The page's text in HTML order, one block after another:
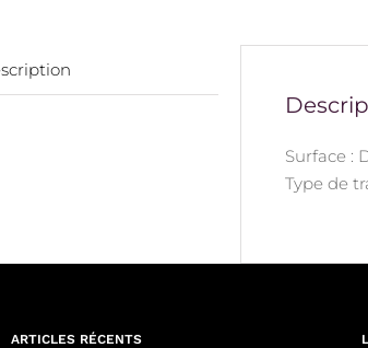
Surface :
Type de
ARTICLES RÉCENTS